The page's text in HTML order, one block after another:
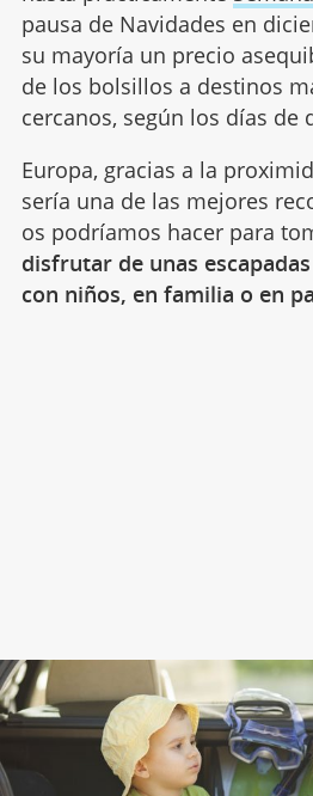
pausa de Navidades en
su mayoría un precio
de los bolsillos a destinos
cercanos, según los días de
Europa, gracias a la
sería una de las mejores
os podríamos hacer para
disfrutar de unas
con niños, en familia o en